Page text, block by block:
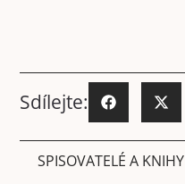
Sdílejte:
SPISOVATELÉ A KNIHY